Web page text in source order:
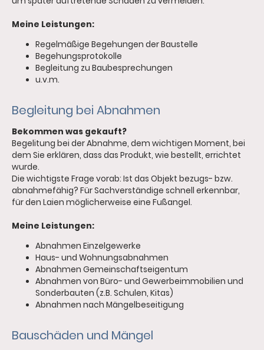
Meine Leistungen:
Regelmäßige Begehungen der Baustelle
Begehungsprotokolle
Begleitung zu Baubesprechungen
u.v.m.
Begleitung bei Abnahmen
Bekommen was gekauft?
Begelitung bei der Abnahme, dem wichtigen Moment, bei
dem Sie erklären, dass das Produkt, wie bestellt, errichtet
wurde.
Die wichtigste Frage vorab: Ist das Objekt bezugs- bzw.
abnahmefähig? Für Sachverständige schnell erkennbar,
für den Laien möglicherweise eine Fußangel.
Meine Leistungen:
Abnahmen Einzelgewerke
Haus- und Wohnungsabnahmen
Abnahmen Gemeinschaftseigentum
Abnahmen von Büro- und Gewerbeimmobilien und
Sonderbauten (z.B. Schulen, Kitas)
Abnahmen nach Mängelbeseitigung
Bauschäden und Mängel